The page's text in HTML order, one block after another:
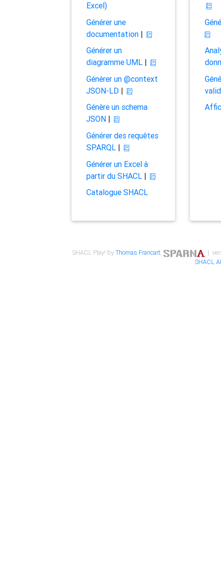
Excel)
Générer une
documentation|
Générer un
diagramme UML|
Générer un @context
JSON-LD|
Génère un schema
JSON|
Générer des requêtes
SPARQL|
Générer un Excel à
partir du SHACL|
Catalogue SHACL
SHACL Play! byThomas Francart,
|
SHACL